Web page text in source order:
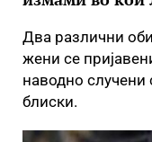
Два различни
жени се
наводно случени
блиски.